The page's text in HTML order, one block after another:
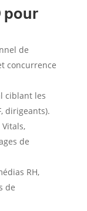
pour
de
concurrence
ciblant les
dirigeants).
de
RH,
de